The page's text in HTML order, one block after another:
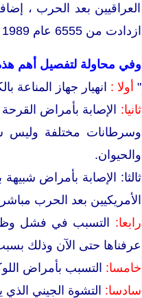
العراقيين بعد الحرب ،
ازدادت من 6555 عام 1989 إلى 10931 حالة " .
وفي محاولة لتفصيل أهم هذه
" أولا : انهيار جهاز
ثانيا: الإصابة بأمراض
وسرطانات مختلفة وليس
والحيوان.
ثالثا: الإصابة بأمراض
الأمريكيين بعد الحرب
رابعا: التسبب في فشل
عرفناها حتى الآن وذلك
خامسا: التسبب بأمراض
سادسا: التشوة الجيني الذي